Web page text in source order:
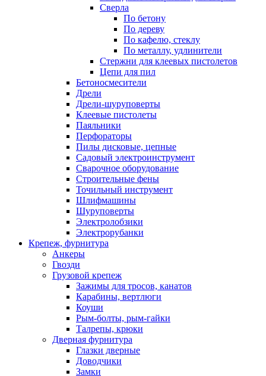
Сверла
По бетону
По дереву
По кафелю, стеклу
По металлу, удлинители
Стержни для клеевых пистолетов
Цепи для пил
Бетоносмесители
Дрели
Дрели-шуруповерты
Клеевые пистолеты
Паяльники
Перфораторы
Пилы дисковые, цепные
Садовый электроинструмент
Сварочное оборудование
Строительные фены
Точильный инструмент
Шлифмашины
Шуруповерты
Электролобзики
Электрорубанки
Крепеж, фурнитура
Анкеры
Гвозди
Грузовой крепеж
Зажимы для тросов, канатов
Карабины, вертлюги
Коуши
Рым-болты, рым-гайки
Талрепы, крюки
Дверная фурнитура
Глазки дверные
Доводчики
Замки